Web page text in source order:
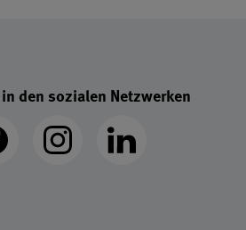
den sozialen Netzwerken